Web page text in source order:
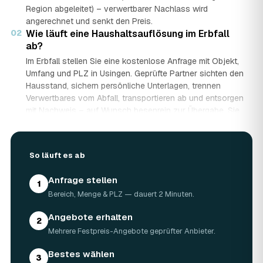
Region abgeleitet) – verwertbarer Nachlass wird
angerechnet und senkt den Preis.
02 Wie läuft eine Haushaltsauflösung im Erbfall
ab?
Im Erbfall stellen Sie eine kostenlose Anfrage mit Objekt,
Umfang und PLZ in Usingen. Geprüfte Partner sichten den
Hausstand, sichern persönliche Unterlagen, trennen
Verwertbares vom Abfall, transportieren ab und entsorgen
mit Nachweis – auf Wunsch besenrein zur Übergabe. Sie
Ruhe, gerade wenn mehrere Erben beteiligt sind.
angerechnet?
Ja. Antiquitäten, Möbel, Schmuck und ganze Sammlungen
aus dem Nachlass werden fachkundig begutachtet und
auf den Preis angerechnet. Bei wertvollem Hausstand
kann die Haushaltsauflösung in Usingen dadurch nahezu
kostenneutral werden – in Einzelfällen bis hin zu
Nullkosten.
Wie lange dauert eine Haushaltsauflösung in
So läuft es ab
1 Anfrage stellen
Bereich, Menge & PLZ — dauert 2 Minuten.
2 Angebote erhalten
Mehrere Festpreis-Angebote geprüfter Anbieter.
3 Bestes wählen